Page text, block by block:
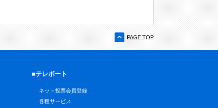
PAGE TOP
■テレボート
ネット投票会員登録
各種サービス